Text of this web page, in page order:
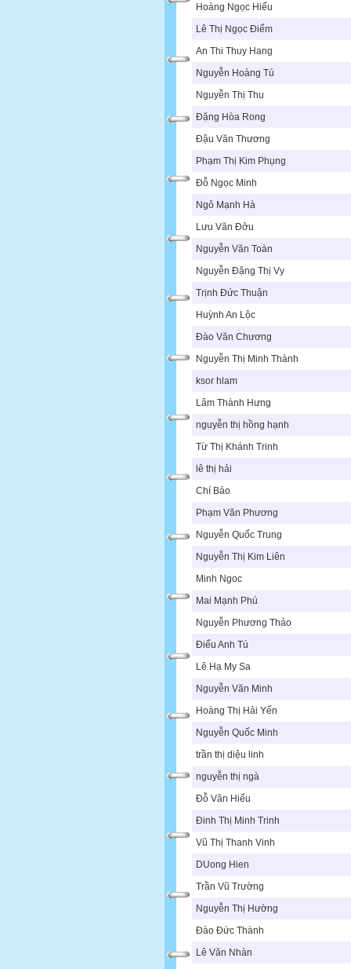
Hoàng Ngọc Hiếu
Lê Thị Ngọc Điểm
An Thi Thuy Hang
Nguyễn Hoàng Tú
Nguyễn Thị Thu
Đặng Hòa Rong
Đậu Văn Thương
Phạm Thị Kim Phụng
Đỗ Ngọc Minh
Ngô Mạnh Hà
Lưu Văn Đởu
Nguyễn Văn Toàn
Nguyễn Đặng Thị Vy
Trịnh Đức Thuận
Huỳnh An Lộc
Đào Văn Chương
Nguyễn Thị Minh Thành
ksor hlam
Lâm Thành Hưng
nguyễn thị hồng hạnh
Từ Thị Khánh Trinh
lê thị hải
Chí Bảo
Phạm Văn Phương
Nguyễn Quốc Trung
Nguyễn Thị Kim Liên
Minh Ngoc
Mai Mạnh Phú
Nguyễn Phương Thảo
Điểu Anh Tú
Lê Hạ My Sa
Nguyễn Văn Minh
Hoàng Thị Hải Yến
Nguyễn Quốc Minh
trần thị diệu linh
nguyễn thị ngà
Đỗ Văn Hiếu
Đinh Thị Minh Trinh
Vũ Thị Thanh Vinh
D­Uong Hien
Trần Vũ Trường
Nguyễn Thị Hường
Đào Đức Thành
Lê Văn Nhàn